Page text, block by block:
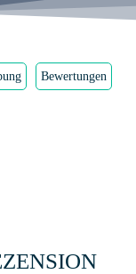
Bewertungen